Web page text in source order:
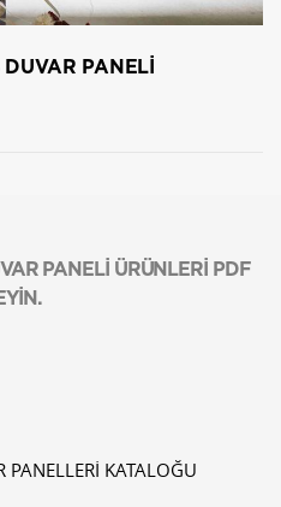
DUVAR PANELİ
PANELİ ÜRÜNLERİ PDF
PANELLERİ KATALOĞU